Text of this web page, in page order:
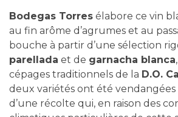
Bodegas Torres élabore ce vin
au fin arôme d’agrumes et au
bouche à partir d’une sélection
parellada et de garnacha blanca
cépages traditionnels de la D.O.
deux variétés ont été
d’une récolte qui, en raison des